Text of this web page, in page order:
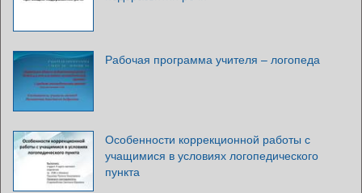
Рабочая программа учителя – логопеда
Особенности коррекционной работы с
учащимися в условиях логопедического
пункта